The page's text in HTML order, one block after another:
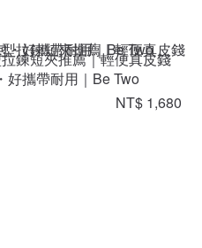
鍊短夾推薦｜輕便真皮錢
好攜帶耐用｜Be Two
NT$ 1,680